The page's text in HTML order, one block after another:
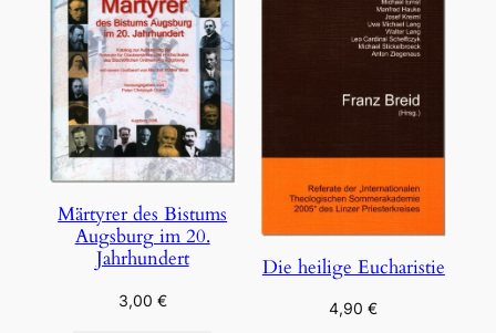
Märtyrer des Bistums
Augsburg im 20.
Jahrhundert
3,00 €
Die heilige Eucharistie
4,90€